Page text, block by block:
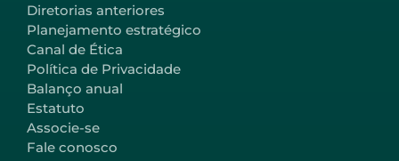
Diretorias anteriores
Planejamento estratégico
Canal de Ética
Política de Privacidade
Balanço anual
Estatuto
Associe-se
Fale conosco